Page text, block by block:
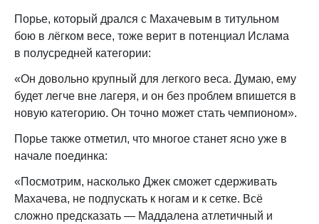
Порье, который дрался с Махачевым в титульном
бою в лёгком весе, тоже верит в потенциал Ислама
в полусредней категории:
«Он довольно крупный для легкого веса. Думаю, ему
будет легче вне лагеря, и он без проблем впишется в
новую категорию. Он точно может стать чемпионом».
Порье также отметил, что многое станет ясно уже в
начале поединка:
«Посмотрим, насколько Джек сможет сдерживать
Махачева, не подпускать к ногам и к сетке. Всё
сложно предсказать — Маддалена атлетичный и